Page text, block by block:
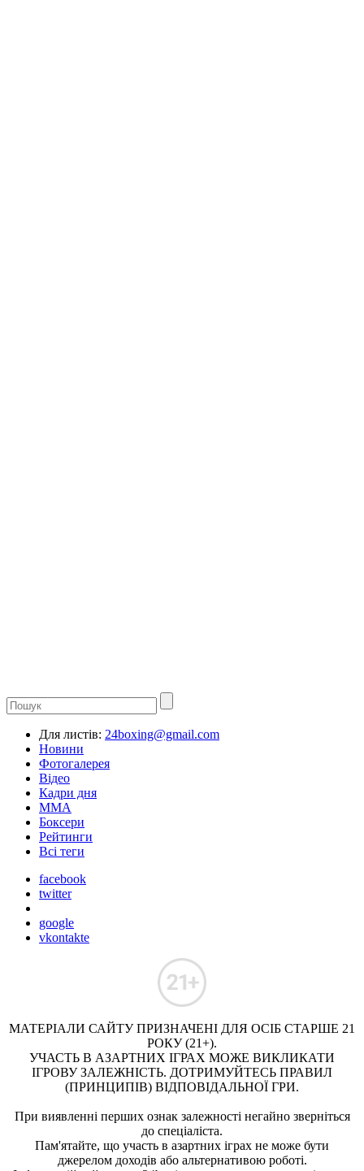
Для листів: 24boxing@gmail.com
Новини
Фотогалерея
Відео
Кадри дня
ММА
Боксери
Рейтинги
Всі теги
facebook
twitter
google
vkontakte
МАТЕРІАЛИ САЙТУ ПРИЗНАЧЕНІ ДЛЯ ОСІБ СТАРШЕ 21
РОКУ (21+).
УЧАСТЬ В АЗАРТНИХ ІГРАХ МОЖЕ ВИКЛИКАТИ
ІГРОВУ ЗАЛЕЖНІСТЬ. ДОТРИМУЙТЕСЬ ПРАВИЛ
(ПРИНЦИПІВ) ВІДПОВІДАЛЬНОЇ ГРИ.
При виявленні перших ознак залежності негайно зверніться
до спеціаліста.
Пам'ятайте, що участь в азартних іграх не може бути
джерелом доходів або альтернативою роботі.